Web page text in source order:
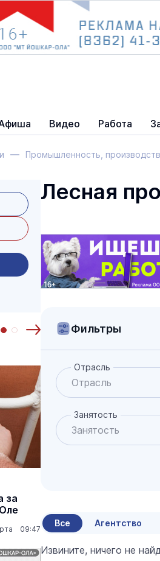
Видео Работа
Промышленность,
за
09:47 Общество
Лесная
Фильтры
Отрасль
Занятость
Все Агентство
Извините, ничего не